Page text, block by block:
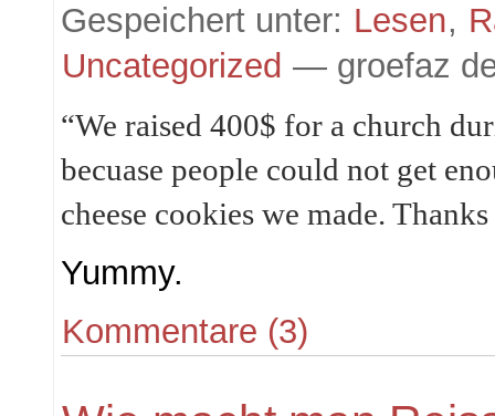
Gespeichert unter: Lesen,
Uncategorized — groefaz
“We raised 400$ for a church
becuase people could not get
cheese cookies we made.
Yummy.
Kommentare (3)